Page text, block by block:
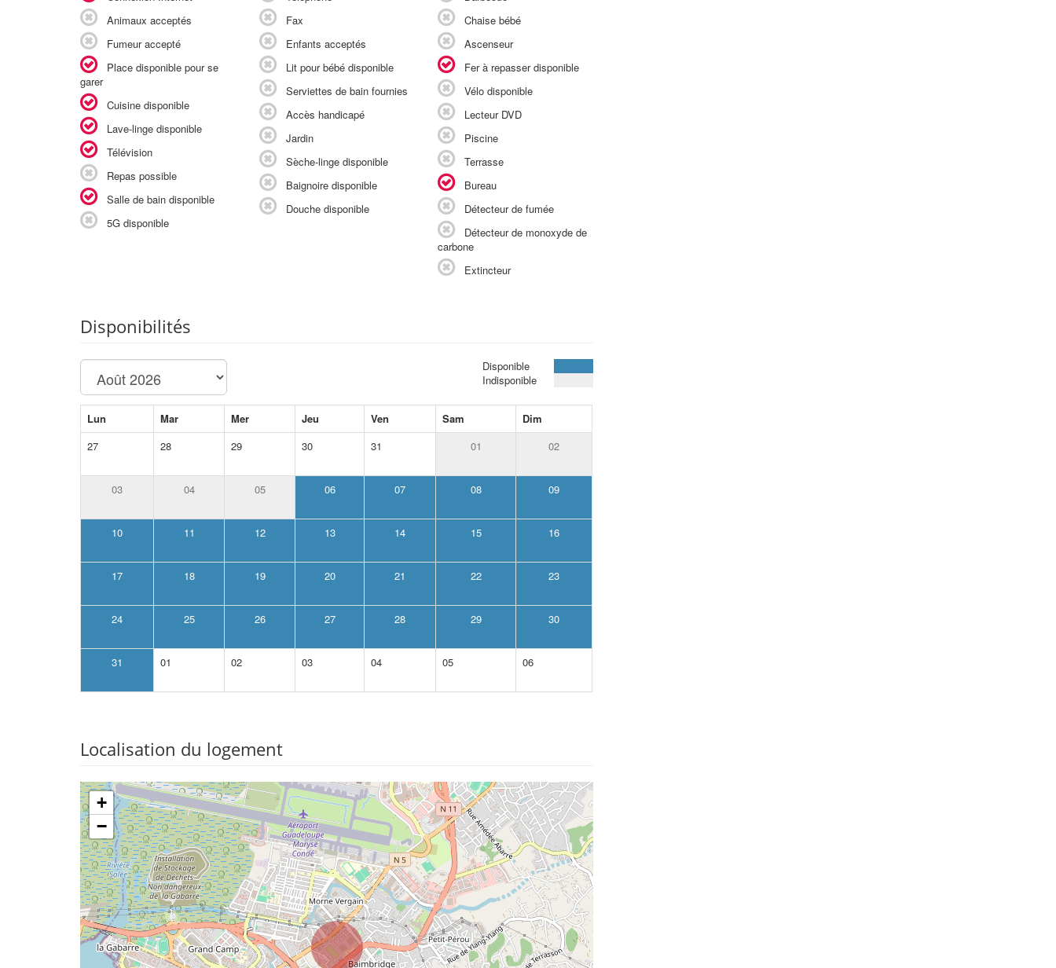
Animaux acceptés
Fumeur accepté
Place disponible pour se
garer
Cuisine disponible
Lave-linge disponible
Télévision
Repas possible
Salle de bain disponible
5G disponible
Fax
Enfants acceptés
Lit pour bébé disponible
Serviettes de bain fournies
Accès handicapé
Jardin
Sèche-linge disponible
Baignoire disponible
Douche disponible
Chaise bébé
Ascenseur
Fer à repasser disponible
Vélo disponible
Lecteur DVD
Piscine
Terrasse
Bureau
Détecteur de fumée
Détecteur de monoxyde de
carbone
Extincteur
Disponibilités
Disponible
Indisponible
Lun Mar Mer Jeu Ven Sam
Dim
27
28 29 30 31 01 02
03 04 05 06 07 08 09
10 11 12 13 14 15 16
17 18 19 20 21 22 23
24 25 26 27 28 29 30
31 01 02 03 04 05 06
Localisation du logement
+
−